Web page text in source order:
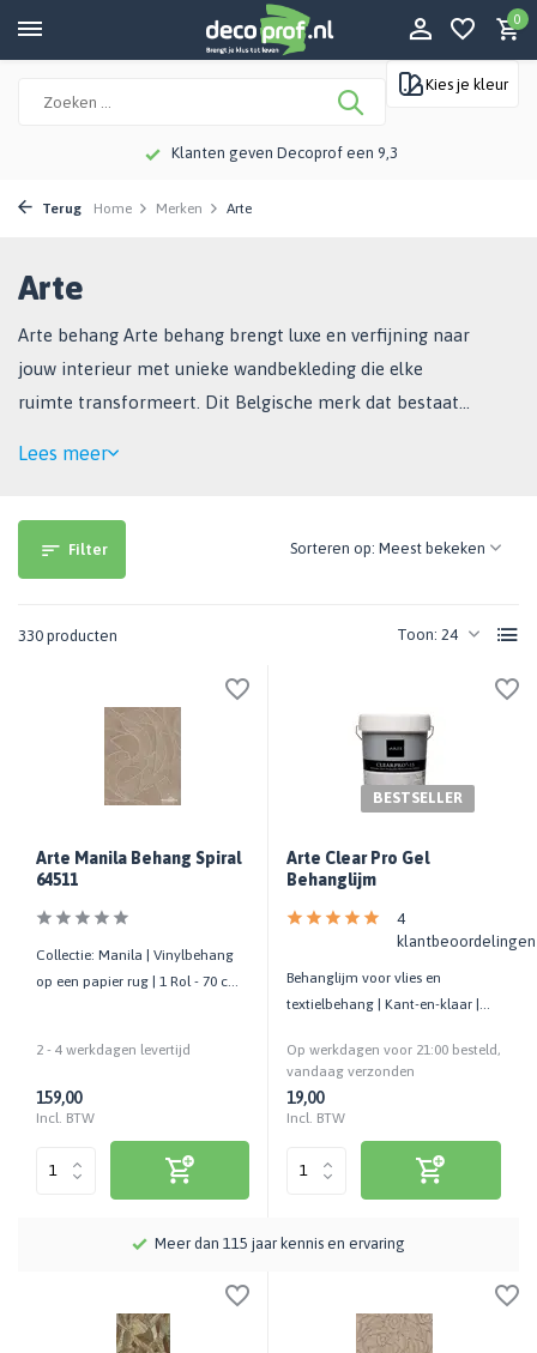
0
Kies je kleur
Meer dan 115 jaar kennis en ervaring
Terug Home Merken Arte
Arte
Arte behang Arte behang brengt luxe en verfijning naar
jouw interieur met unieke wandbekleding die elke
ruimte transformeert. Dit Belgische merk dat bestaat
Lees meer
Filter
330 producten Toon:
Sorteren op:
Arte Manila Behang Spiral
64511
Collectie: Manila | Vinylbehang
op een papier rug | 1 Rol - 70 cm
2 - 4 werkdagen levertijd
159,00
Incl. BTW
BESTSELLER
Arte Clear Pro Gel
Behanglijm
4
klantbeoordelingen
Behanglijm voor vlies en
textielbehang | Kant-en-klaar |
Op werkdagen voor 21:00 besteld,
vandaag verzonden
19,00
Incl. BTW
Meer dan 115 jaar kennis en ervaring